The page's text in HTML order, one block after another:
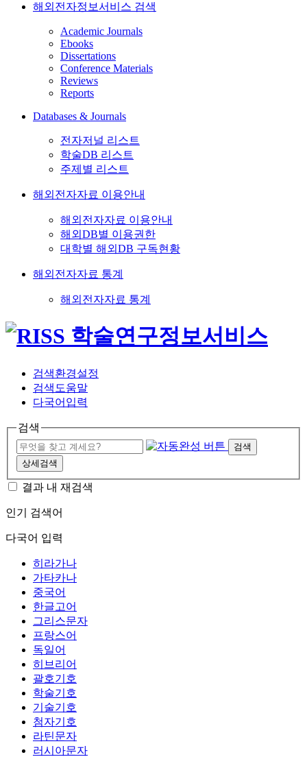
해외전자정보서비스 검색
Academic Journals
Ebooks
Dissertations
Conference Materials
Reviews
Reports
Databases & Journals
전자저널 리스트
학술DB 리스트
주제별 리스트
해외전자자료 이용안내
해외전자자료 이용안내
해외DB별 이용권한
대학별 해외DB 구독현황
해외전자자료 통계
해외전자자료 통계
검색환경설정
검색도움말
다국어입력
검색
검색
상세검색
결과 내 재검색
인기 검색어
다국어 입력
히라가나
가타카나
중국어
한글고어
그리스문자
프랑스어
독일어
히브리어
괄호기호
학술기호
기술기호
첨자기호
라틴문자
러시아문자